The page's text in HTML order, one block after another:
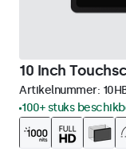
10 Inch
Artikelnummer:
100+ stuks